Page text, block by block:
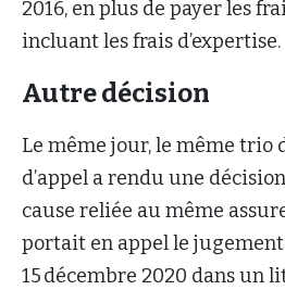
2016, en plus de payer les
incluant les frais d’expertise.
Autre décision
Le même jour, le même trio
d’appel a rendu une
cause reliée au même
portait en appel le
15 décembre 2020 dans un